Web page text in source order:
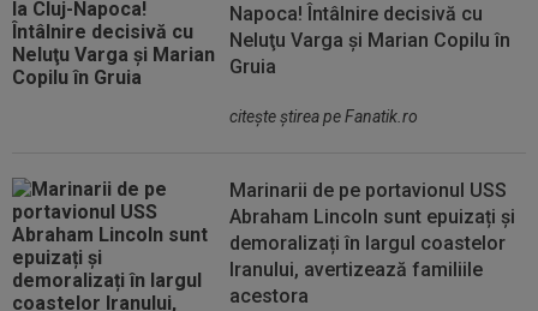
Napoca! Întâlnire decisivă cu
Neluţu Varga şi Marian Copilu în
Gruia
citeşte ştirea pe Fanatik.ro
Marinarii de pe portavionul USS
Abraham Lincoln sunt epuizați și
demoralizați în largul coastelor
Iranului, avertizează familiile
acestora